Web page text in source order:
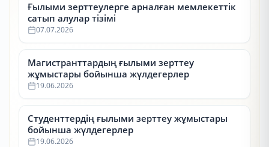
Ғылыми зерттеулерге арналған мемлекеттік
сатып алулар тізімі
07.07.2026
Магистранттардың ғылыми зерттеу
жұмыстары бойынша жүлдегерлер
19.06.2026
Студенттердің ғылыми зерттеу жұмыстары
бойынша жүлдегерлер
19.06.2026